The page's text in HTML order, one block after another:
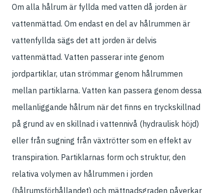
Om alla hålrum är fyllda med vatten då jorden är
vattenmättad. Om endast en del av hålrummen är
vattenfyllda sägs det att jorden är delvis
vattenmättad. Vatten passerar inte genom
jordpartiklar, utan strömmar genom hålrummen
mellan partiklarna. Vatten kan passera genom dessa
mellanliggande hålrum när det finns en tryckskillnad
på grund av en skillnad i vattennivå (hydraulisk höjd)
eller från sugning från växtrötter som en effekt av
transpiration. Partiklarnas form och struktur, den
relativa volymen av hålrummen i jorden
(hålrumsförhållandet) och mättnadsgraden påverkar